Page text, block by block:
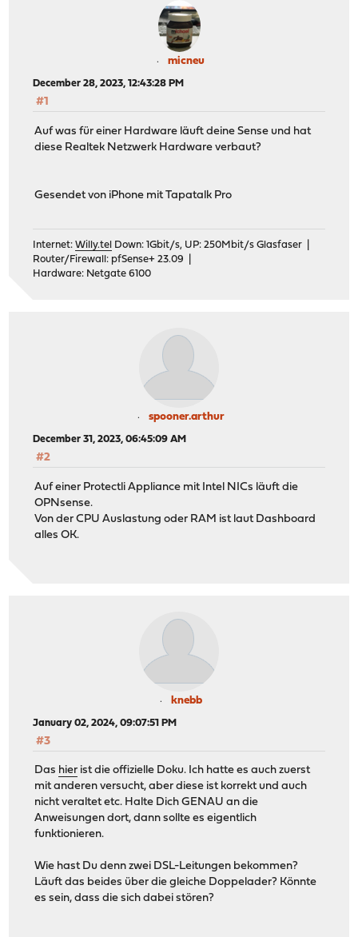
micneu
December 28, 2023, 12:43:28 PM
#1
Auf was für einer Hardware läuft deine Sense und hat
diese Realtek Netzwerk Hardware verbaut?
Gesendet von iPhone mit Tapatalk Pro
Internet:Willy.tel
Down: 1Gbit/s, UP: 250Mbit/s Glasfaser |
Router/Firewall: pfSense+ 23.09 |
Hardware: Netgate 6100
spooner.arthur
December 31, 2023, 06:45:09 AM
#2
Auf einer Protectli Appliance mit Intel NICs läuft die
OPNsense.
Von der CPU Auslastung oder RAM ist laut Dashboard
alles OK.
knebb
January 02, 2024, 09:07:51 PM
#3
Das hier ist die offizielle Doku. Ich hatte es auch zuerst
mit anderen versucht, aber diese ist korrekt und auch
nicht veraltet etc. Halte Dich GENAU an die
Anweisungen dort, dann sollte es eigentlich
funktionieren.
Wie hast Du denn zwei DSL-Leitungen bekommen?
Läuft das beides über die gleiche Doppelader? Könnte
es sein, dass die sich dabei stören?